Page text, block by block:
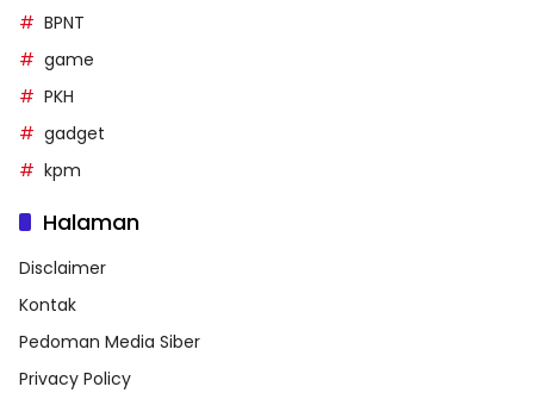
BPNT
game
PKH
gadget
kpm
Halaman
Disclaimer
Kontak
Pedoman Media Siber
Privacy Policy